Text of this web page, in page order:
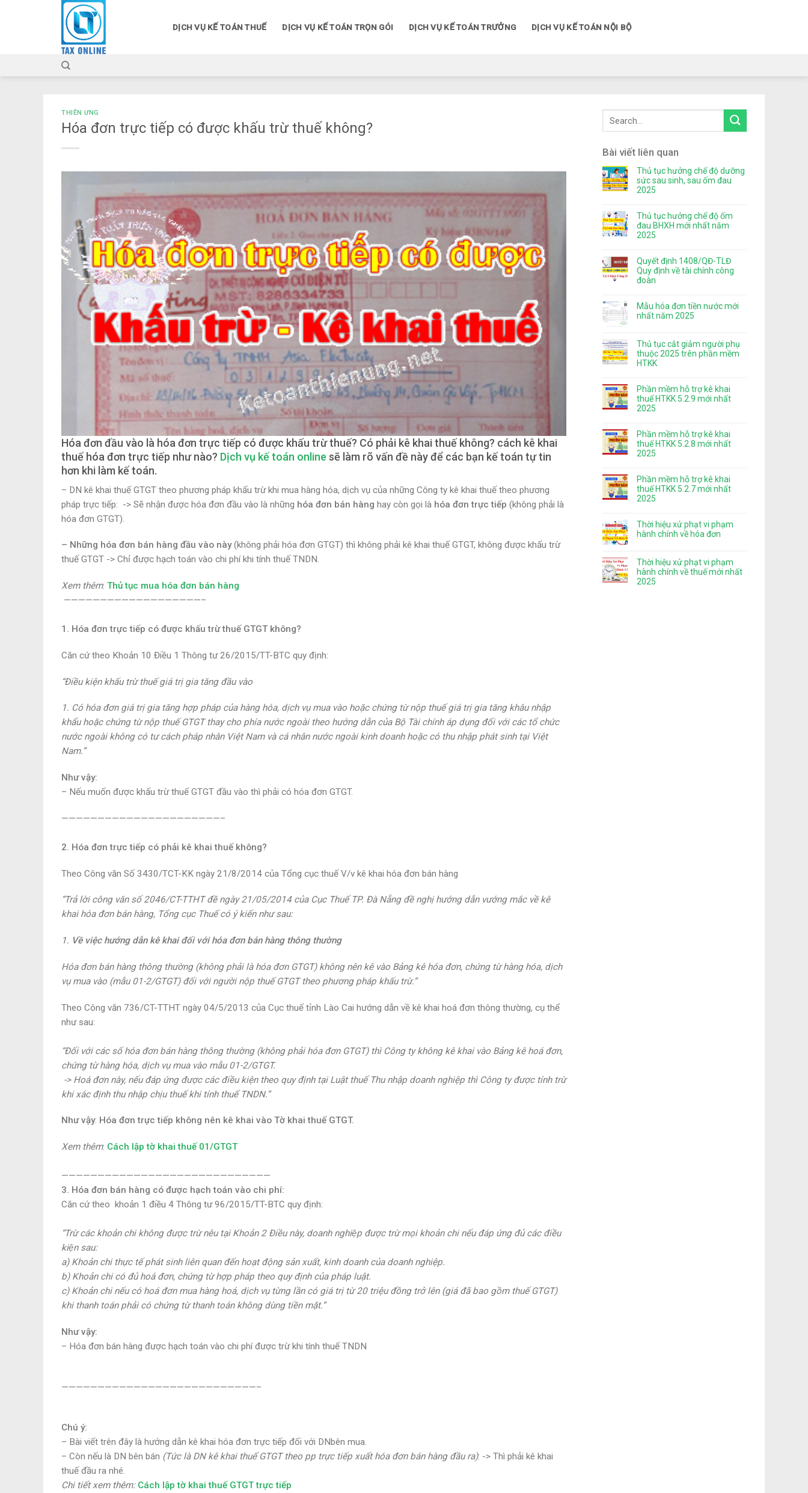
DỊCH VỤ KẾ TOÁN THUẾ DỊCH VỤ KẾ TOÁN TRỌN GÓI DỊCH VỤ KẾ TOÁN TRƯỞNG DỊCH VỤ KẾ TOÁN NỘI BỘ
THIÊN ƯNG
Hóa đơn trực tiếp có được khấu trừ thuế không?
Hóa đơn đầu vào là hóa đơn trực tiếp có được khấu trừ thuế? Có phải kê khai thuế không? cách kê khai
thuế hóa đơn trực tiếp như nào? Dịch vụ kế toán online sẽ làm rõ vấn đề này để các bạn kế toán tự tin
hơn khi làm kế toán.
– DN kê khai thuế GTGT theo phương pháp khấu trừkhi mua hàng hóa, dịch vụ của những Công ty kê khai thuế theo phương
pháp trực tiếp: -> Sẽ nhận được hóa đơn đầu vào là những hóa đơn bán hàng hay còn gọi là hóa đơn trực tiếp (không phải là
hóa đơn GTGT).
– Những hóa đơn bán hàng đầu vào này(không phải hóa đơn GTGT) thì không phải kê khai thuế GTGT, không được khấu trừ
thuế GTGT -> Chỉ được hạch toán vào chi phí khi tính thuế TNDN.
Xem thêm: Thủ tục mua hóa đơn bán hàng
———————————————————–
1. Hóa đơn trực tiếp có được khấu trừ thuế GTGT không?
Căn cứ theo Khoản 10 Điều 1 Thông tư 26/2015/TT-BTC quy định:
“Điều kiện khấu trừ thuế giá trị gia tăng đầu vào
1. Có hóa đơn giá trị gia tăng hợp pháp của hàng hóa, dịch vụ mua vào hoặc chứng từ nộp thuế giá trị gia tăng khâu nhập
khẩu hoặc chứng từ nộp thuế GTGT thay cho phía nước ngoài theo hướng dẫn của Bộ Tài chính áp dụng đối với các tổ chức
nước ngoài không có tư cách pháp nhân Việt Nam và cá nhân nước ngoài kinh doanh hoặc có thu nhập phát sinh tại Việt
Nam.”
Như vậy:
– Nếu muốn được khấu trừ thuế GTGT đầu vào thì phải có hóa đơn GTGT.
——————————————————————–
2. Hóa đơn trực tiếp có phải kê khai thuế không?
Theo Công văn Số 3430/TCT-KK ngày 21/8/2014 của Tổng cục thuế V/v kê khai hóa đơn bán hàng
“Trả lời công văn số 2046/CT-TTHT đề ngày 21/05/2014 của Cục Thuế TP. Đà Nẵng đề nghị hướng dẫn vướng mắc về kê
khai hóa đơn bán hàng, Tổng cục Thuế có ý kiến như sau:
1. Về việc hướng dẫn kê khai đối với hóa đơn bán hàng thông thường
Hóa đơn bán hàng thông thường (không phải là hóa đơn GTGT) không nên kê vào Bảng kê hóa đơn, chứng từ hàng hóa, dịch
vụ mua vào (mẫu 01-2/GTGT) đối với người nộp thuế GTGT theo phương pháp khấu trừ.”
Theo Công văn 736/CT-TTHT ngày 04/5/2013 của Cục thuế tỉnh Lào Cai hướng dẫn về kê khai hoá đơn thông thường, cụ thể
như sau:
“Đối với các số hóa đơn bán hàng thông thường (không phải hóa đơn GTGT) thì Công tykhông kê khaivào Bảng kê hoá đơn,
chứng từ hàng hóa, dịch vụ mua vào mẫu 01-2/GTGT.
-> Hoá đơn này, nếu đáp ứng được các điều kiện theo quy định tại Luật thuế Thu nhập doanh nghiệp thì Công tyđược tính trừ
khi xác định thu nhập chịu thuế khi tính thuế TNDN.”
Như vậy: Hóa đơn trực tiếp không nên kê khai vào Tờ khai thuế GTGT.
Xem thêm: Cách lập tờ khai thuế 01/GTGT
—————————————————————————————
3. Hóa đơn bán hàng có được hạch toán vào chi phí:
Căn cứ theo khoản 1 điều 4 Thông tư 96/2015/TT-BTC quy định:
“Trừ các khoản chi không được trừ nêu tại Khoản 2 Điều này, doanh nghiệp được trừ mọi khoản chi nếu đáp ứng đủ các điều
kiện sau:
a) Khoản chi thực tế phát sinh liên quan đến hoạt động sản xuất, kinh doanh của doanh nghiệp.
b) Khoản chi có đủ hoá đơn, chứng từ hợp pháp theo quy định của pháp luật.
c) Khoản chi nếu có hoá đơn mua hàng hoá, dịch vụ từng lần có giá trị từ 20 triệu đồng trở lên (giá đã bao gồm thuế GTGT)
khi thanh toán phải có chứng từ thanh toán không dùng tiền mặt.”
Như vậy:
– Hóa đơn bán hàng được hạch toán vào chi phí được trừkhi tính thuế TNDN
———————————————————————————–
Chú ý:
– Bài viết trên đây là hướng dẫn kê khai hóa đơn trực tiếp đối với DN bên mua.
– Còn nếu là DN bên bán (Tức là DN kê khai thuế GTGT theo pp trực tiếp xuất hóa đơn bán hàng đầu ra): -> Thì phải kê khai
thuế đầu ra nhé.
Chi tiết xem thêm: Cách lập tờ khai thuế GTGT trực tiếp
Bài viết liên quan
Thủ tục hưởng chế độ dưỡng
sức sau sinh, sau ốm đau
2025
Thủ tục hưởng chế độ ốm
đau BHXH mới nhất năm
2025
Quyết định 1408/QĐ-TLĐ
Quy định về tài chính công
đoàn
Mẫu hóa đơn tiền nước mới
nhất năm 2025
Thủ tục cắt giảm người phụ
thuộc 2025 trên phần mềm
HTKK
Phần mềm hỗ trợ kê khai
thuế HTKK 5.2.9 mới nhất
2025
Phần mềm hỗ trợ kê khai
thuế HTKK 5.2.8 mới nhất
2025
Phần mềm hỗ trợ kê khai
thuế HTKK 5.2.7 mới nhất
2025
Thời hiệu xử phạt vi phạm
hành chính về hóa đơn
Thời hiệu xử phạt vi phạm
hành chính về thuế mới nhất
2025